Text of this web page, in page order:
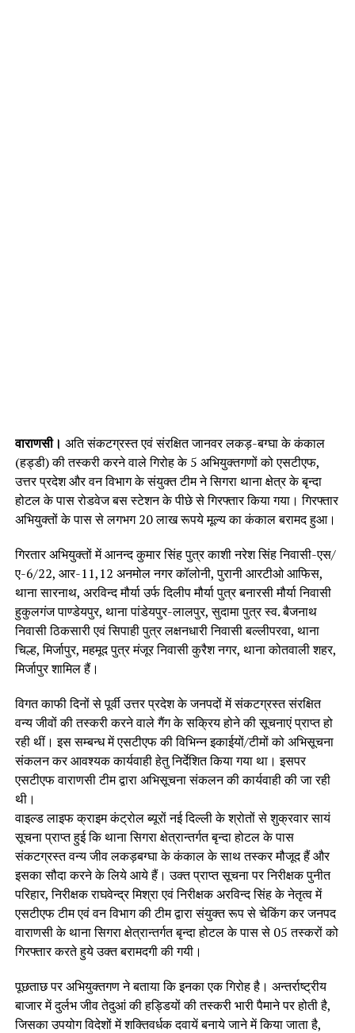
वाराणसी। अति संकटग्रस्त एवं संरक्षित जानवर लकड़-बग्घा के कंकाल
(हड्डी) की तस्करी करने वाले गिरोह के 5 अभियुक्तगणों को एसटीएफ,
उत्तर प्रदेश और वन विभाग के संयुक्त टीम ने सिगरा थाना क्षेत्र के बृन्दा
होटल के पास रोडवेज बस स्टेशन के पीछे से गिरफ्तार किया गया। गिरफ्तार
अभियुक्तों के पास से लगभग 20 लाख रूपये मूल्य का कंकाल बरामद हुआ।
गिरतार अभियुक्तों में आनन्द कुमार सिंह पुत्र काशी नरेश सिंह निवासी-एस/
ए-6/22, आर-11,12 अनमोल नगर कॉलोनी, पुरानी आरटीओ आफिस,
थाना सारनाथ, अरविन्द मौर्या उर्फ दिलीप मौर्या पुत्र बनारसी मौर्या निवासी
हुकुलगंज पाण्डेयपुर, थाना पांडेयपुर-लालपुर, सुदामा पुत्र स्व. बैजनाथ
निवासी ठिकसारी एवं सिपाही पुत्र लक्षनधारी निवासी बल्लीपरवा, थाना
चिल्ह, मिर्जापुर, महमूद पुत्र मंजूर निवासी कुरैश नगर, थाना कोतवाली शहर,
मिर्जापुर शामिल हैं।
विगत काफी दिनों से पूर्वी उत्तर प्रदेश के जनपदों में संकटग्रस्त संरक्षित
वन्य जीवों की तस्करी करने वाले गैंग के सक्रिय होने की सूचनाएं प्राप्त हो
रही थीं। इस सम्बन्ध में एसटीएफ की विभिन्न इकाईयों/टीमों को अभिसूचना
संकलन कर आवश्यक कार्यवाही हेतु निर्देशित किया गया था। इसपर
एसटीएफ वाराणसी टीम द्वारा अभिसूचना संकलन की कार्यवाही की जा रही
थी।
वाइल्ड लाइफ क्राइम कंट्रोल ब्यूरों नई दिल्ली के श्रोतों से शुक्रवार सायं
सूचना प्राप्त हुई कि थाना सिगरा क्षेत्रान्तर्गत बृन्दा होटल के पास
संकटग्रस्त वन्य जीव लकड़बग्घा के कंकाल के साथ तस्कर मौजूद हैं और
इसका सौदा करने के लिये आये हैं। उक्त प्राप्त सूचना पर निरीक्षक पुनीत
परिहार, निरीक्षक राघवेन्द्र मिश्रा एवं निरीक्षक अरविन्द सिंह के नेतृत्व में
एसटीएफ टीम एवं वन विभाग की टीम द्वारा संयुक्त रूप से चेकिंग कर जनपद
वाराणसी के थाना सिगरा क्षेत्रान्तर्गत बृन्दा होटल के पास से 05 तस्करों को
गिरफ्तार करते हुये उक्त बरामदगी की गयी।
पूछताछ पर अभियुक्तगण ने बताया कि इनका एक गिरोह है। अन्तर्राष्ट्रीय
बाजार में दुर्लभ जीव तेदुआं की हड्डियों की तस्करी भारी पैमाने पर होती है,
जिसका उपयोग विदेशों में शक्तिवर्धक दवायें बनाये जाने में किया जाता है,